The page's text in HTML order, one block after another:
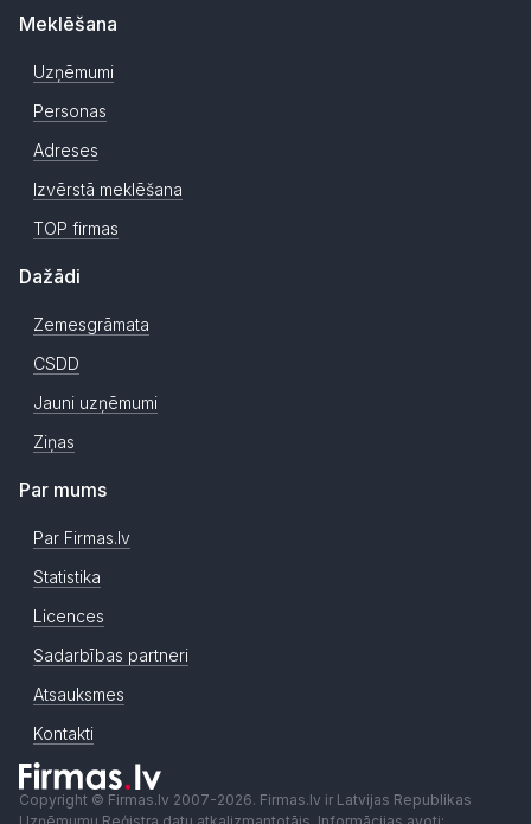
Meklēšana
Uzņēmumi
Personas
Adreses
Izvērstā meklēšana
TOP firmas
Dažādi
Zemesgrāmata
CSDD
Jauni uzņēmumi
Ziņas
Par mums
Par Firmas.lv
Statistika
Licences
Sadarbības partneri
Atsauksmes
Kontakti
Copyright © Firmas.lv 2007-2026. Firmas.lv ir Latvijas Republikas